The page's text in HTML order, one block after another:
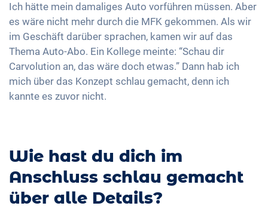
Ich hätte mein damaliges Auto vorführen müssen. Aber
es wäre nicht mehr durch die MFK gekommen. Als wir
im Geschäft darüber sprachen, kamen wir auf das
Thema Auto-Abo. Ein Kollege meinte: “Schau dir
Carvolution an, das wäre doch etwas.” Dann hab ich
mich über das Konzept schlau gemacht, denn ich
kannte es zuvor nicht.
Wie hast du dich im
Anschluss schlau gemacht
über alle Details?